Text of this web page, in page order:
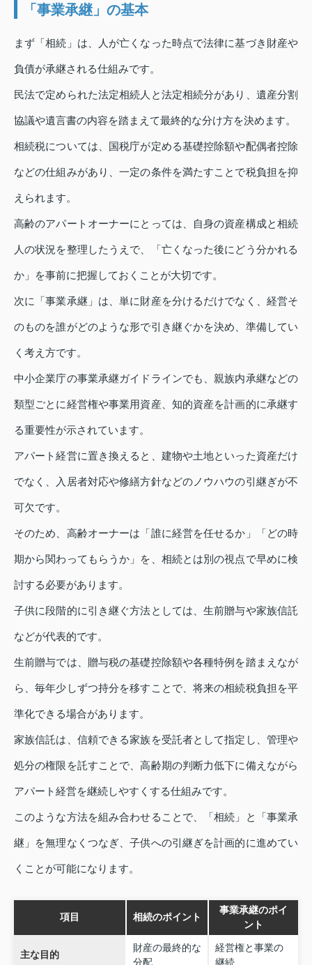
「事業承継」の基本
まず「相続」は、人が亡くなった時点で法律に基づき財産や
負債が承継される仕組みです。
民法で定められた法定相続人と法定相続分があり、遺産分割
協議や遺言書の内容を踏まえて最終的な分け方を決めます。
相続税については、国税庁が定める基礎控除額や配偶者控除
などの仕組みがあり、一定の条件を満たすことで税負担を抑
えられます。
高齢のアパートオーナーにとっては、自身の資産構成と相続
人の状況を整理したうえで、「亡くなった後にどう分かれる
か」を事前に把握しておくことが大切です。
次に「事業承継」は、単に財産を分けるだけでなく、経営そ
のものを誰がどのような形で引き継ぐかを決め、準備してい
く考え方です。
中小企業庁の事業承継ガイドラインでも、親族内承継などの
類型ごとに経営権や事業用資産、知的資産を計画的に承継す
る重要性が示されています。
アパート経営に置き換えると、建物や土地といった資産だけ
でなく、入居者対応や修繕方針などのノウハウの引継ぎが不
可欠です。
そのため、高齢オーナーは「誰に経営を任せるか」「どの時
期から関わってもらうか」を、相続とは別の視点で早めに検
討する必要があります。
子供に段階的に引き継ぐ方法としては、生前贈与や家族信託
などが代表的です。
生前贈与では、贈与税の基礎控除額や各種特例を踏まえなが
ら、毎年少しずつ持分を移すことで、将来の相続税負担を平
準化できる場合があります。
家族信託は、信頼できる家族を受託者として指定し、管理や
処分の権限を託すことで、高齢期の判断力低下に備えながら
アパート経営を継続しやすくする仕組みです。
このような方法を組み合わせることで、「相続」と「事業承
継」を無理なくつなぎ、子供への引継ぎを計画的に進めてい
くことが可能になります。
項目 相続のポイント
事業承継のポイ
ント
主な目的
財産の最終的な
分配
経営権と事業の
継続